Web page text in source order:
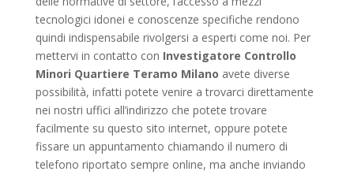
tecnologici idonei e conoscenze specifiche rendono
quindi indispensabile rivolgersi a esperti come noi. Per
mettervi in contatto con Investigatore Controllo
Minori Quartiere Teramo Milano avete diverse
possibilità, infatti potete venire a trovarci direttamente
nei nostri uffici all’indirizzo che potete trovare
facilmente su questo sito internet, oppure potete
fissare un appuntamento chiamando il numero di
telefono riportato sempre online, ma anche inviando